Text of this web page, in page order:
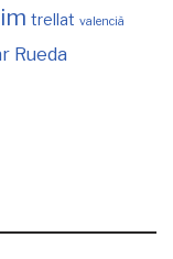
trellat valencià
Rueda